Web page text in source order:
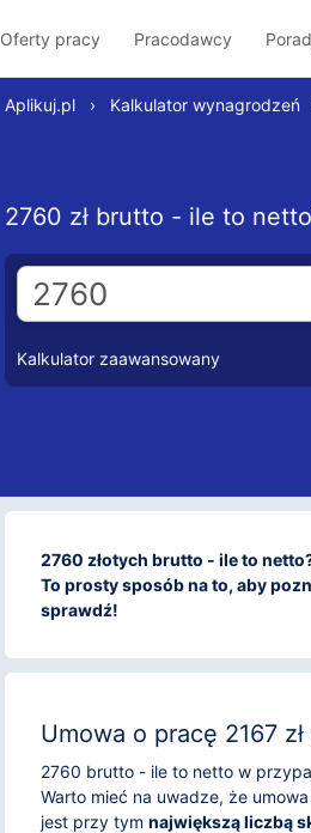
Oferty pracy Pracodawcy
Aplikuj.pl › Kalkulator wynagrodzeń
2760 zł brutto - ile to
Kalkulator zaawansowany
2760 złotych brutto - ile to
To prosty sposób na to, aby
sprawdź!
Umowa o pracę 2167
2760 brutto - ile to netto w
Warto mieć na uwadze, że
jest przy tym największą liczbą